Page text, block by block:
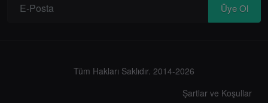
Üye Ol
Tüm Hakları Saklıdır. 2014-2026
Şartlar ve Koşullar